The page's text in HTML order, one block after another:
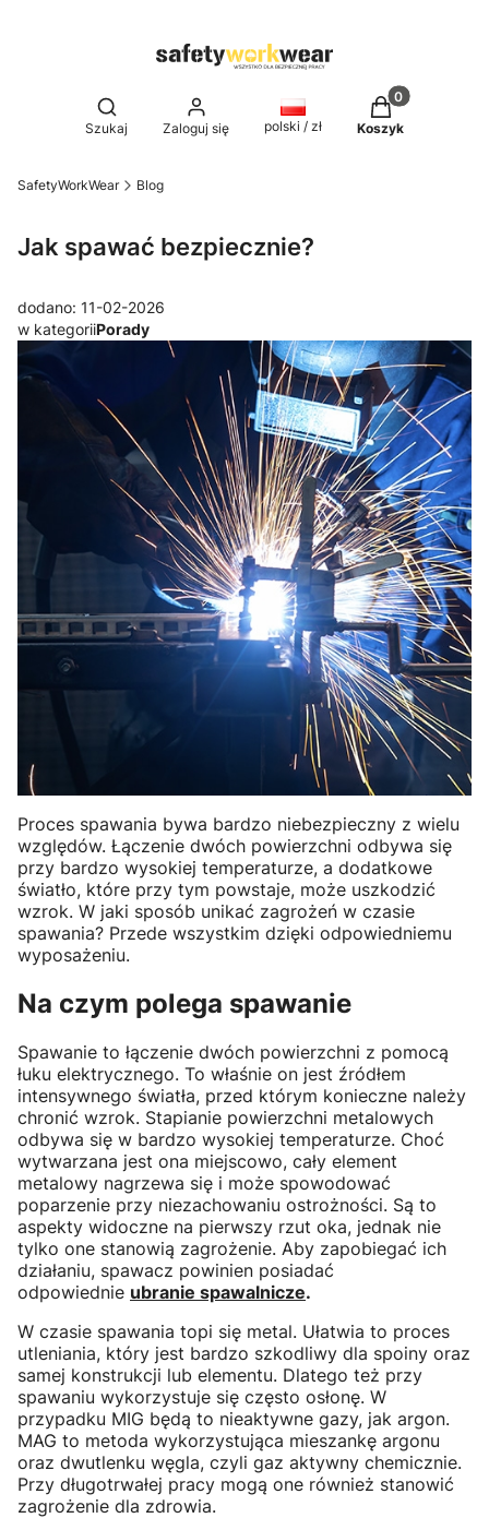
Otwórz wyszukiwarkę
Szukaj Zaloguj się polski / zł
Produkty w
Koszyk
SafetyWorkWear Blog
Jak spawać bezpiecznie?
dodano: 11-02-2026
w kategoriiPorady
Proces spawania bywa bardzo niebezpieczny z wielu
względów. Łączenie dwóch powierzchni odbywa się
przy bardzo wysokiej temperaturze, a dodatkowe
światło, które przy tym powstaje, może uszkodzić
wzrok. W jaki sposób unikać zagrożeń w czasie
spawania? Przede wszystkim dzięki odpowiedniemu
wyposażeniu.
Na czym polega spawanie
Spawanie to łączenie dwóch powierzchni z pomocą
łuku elektrycznego. To właśnie on jest źródłem
intensywnego światła, przed którym konieczne należy
chronić wzrok. Stapianie powierzchni metalowych
odbywa się w bardzo wysokiej temperaturze. Choć
wytwarzana jest ona miejscowo, cały element
metalowy nagrzewa się i może spowodować
poparzenie przy niezachowaniu ostrożności. Są to
aspekty widoczne na pierwszy rzut oka, jednak nie
tylko one stanowią zagrożenie. Aby zapobiegać ich
działaniu, spawacz powinien posiadać
odpowiednie ubranie spawalnicze.
W czasie spawania topi się metal. Ułatwia to proces
utleniania, który jest bardzo szkodliwy dla spoiny oraz
samej konstrukcji lub elementu. Dlatego też przy
spawaniu wykorzystuje się często osłonę. W
przypadku MIG będą to nieaktywne gazy, jak argon.
MAG to metoda wykorzystująca mieszankę argonu
oraz dwutlenku węgla, czyli gaz aktywny chemicznie.
Przy długotrwałej pracy mogą one również stanowić
zagrożenie dla zdrowia.